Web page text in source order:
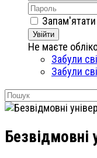
Увійти
Не маєте
Забули
Забули
Безвідмовні